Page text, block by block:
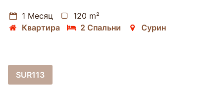
1 Месяц
120 m²
Квартира
2 Спальни Сурин
SUR113